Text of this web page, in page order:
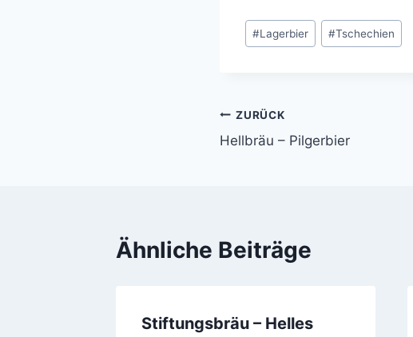
Schlagworte:
#Lagerbier #Tschechien
Beitragsnavigation
ZURÜCK
Hellbräu – Pilgerbier
Ähnliche Beiträge
Stiftungsbräu – Helles